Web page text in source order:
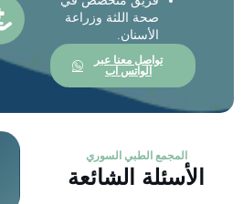
صحة اللثة وزراعة
الأسنان.
تواصل معنا عبر
الواتس اب
المجمع الطبي السوري
الأسئلة الشائعة